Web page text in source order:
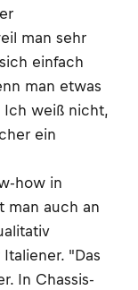
man sehr
einfach
man etwas
weiß nicht,
ein
how in
man auch an
"Das
In Chassis-